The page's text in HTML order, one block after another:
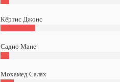
Кёртис Джонс
Садио Мане
Мохамед Салах